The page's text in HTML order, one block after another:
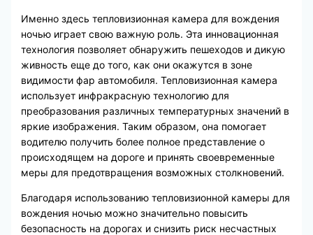
Именно здесь тепловизионная камера для вождения
ночью играет свою важную роль. Эта инновационная
технология позволяет обнаружить пешеходов и дикую
живность еще до того, как они окажутся в зоне
видимости фар автомобиля. Тепловизионная камера
использует инфракрасную технологию для
преобразования различных температурных значений в
яркие изображения. Таким образом, она помогает
водителю получить более полное представление о
происходящем на дороге и принять своевременные
меры для предотвращения возможных столкновений.
Благодаря использованию тепловизионной камеры для
вождения ночью можно значительно повысить
безопасность на дорогах и снизить риск несчастных